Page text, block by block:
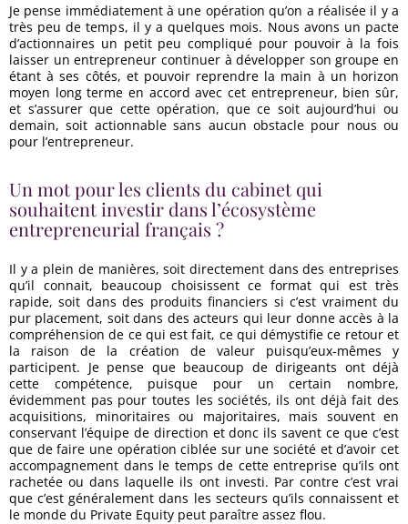
Je pense immédiatement à une opération qu’on a réalisée il y a
très peu de temps, il y a quelques mois. Nous avons un pacte
d’actionnaires un petit peu compliqué pour pouvoir à la fois
laisser un entrepreneur continuer à développer son groupe en
étant à ses côtés, et pouvoir reprendre la main à un horizon
moyen long terme en accord avec cet entrepreneur, bien sûr,
et s’assurer que cette opération, que ce soit aujourd’hui ou
demain, soit actionnable sans aucun obstacle pour nous ou
pour l’entrepreneur.
Un mot pour les clients du cabinet qui
souhaitent investir dans l’écosystème
entrepreneurial français ?
Il y a plein de manières, soit directement dans des entreprises
qu’il connait, beaucoup choisissent ce format qui est très
rapide, soit dans des produits financiers si c’est vraiment du
pur placement, soit dans des acteurs qui leur donne accès à la
compréhension de ce qui est fait, ce qui démystifie ce retour et
la raison de la création de valeur puisqu’eux-mêmes y
participent. Je pense que beaucoup de dirigeants ont déjà
cette compétence, puisque pour un certain nombre,
évidemment pas pour toutes les sociétés, ils ont déjà fait des
acquisitions, minoritaires ou majoritaires, mais souvent en
conservant l’équipe de direction et donc ils savent ce que c’est
que de faire une opération ciblée sur une société et d’avoir cet
accompagnement dans le temps de cette entreprise qu’ils ont
rachetée ou dans laquelle ils ont investi. Par contre c’est vrai
que c’est généralement dans les secteurs qu’ils connaissent et
le monde du Private Equity peut paraître assez flou.